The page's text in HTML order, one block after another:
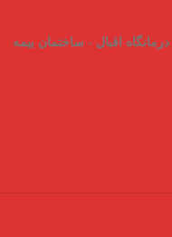
اقبال - ساختمان بیمه